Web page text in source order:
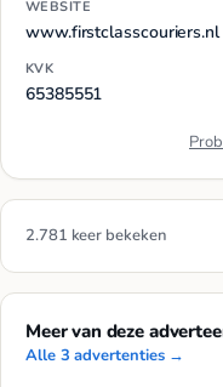
WEBSITE
www.firstclasscouriers.nl
KVK
65385551
2.781 keer bekeken
Meer van deze
Alle 3 advertenties →